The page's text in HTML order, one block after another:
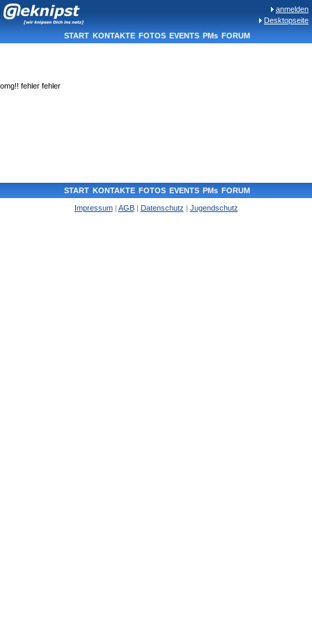
anmelden
Desktopseite
START KONTAKTE FOTOS EVENTS PMs FORUM
omg!! fehler fehler
START KONTAKTE FOTOS EVENTS PMs FORUM
Impressum| AGB| Datenschutz | Jugendschutz